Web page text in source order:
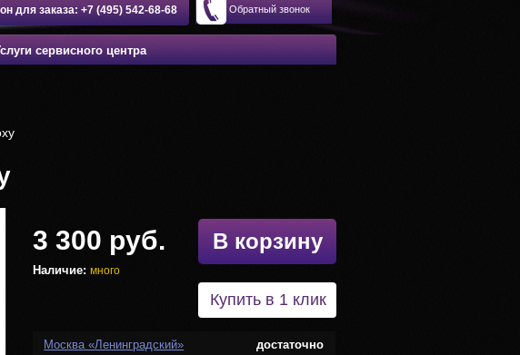
для заказа: +7 (495) 542-68-68 Обратный звонок
сервисного центра
3 300 руб.
Наличие:много
В корзину
Купить в 1 клик
Москва «Ленинградский» достаточно